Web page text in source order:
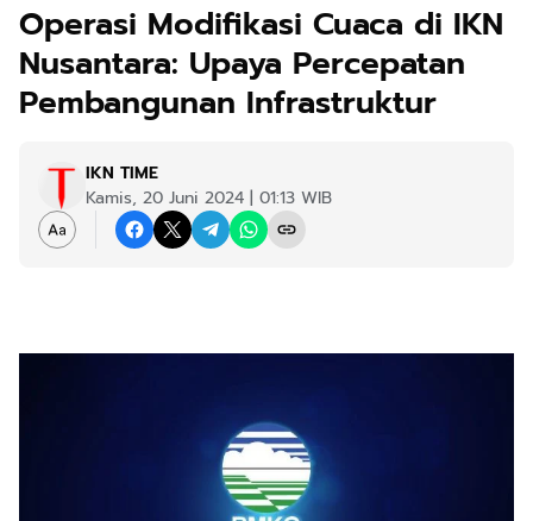
Operasi Modifikasi Cuaca di IKN
Nusantara: Upaya Percepatan
Pembangunan Infrastruktur
IKN TIME
Kamis, 20 Juni 2024 | 01:13 WIB